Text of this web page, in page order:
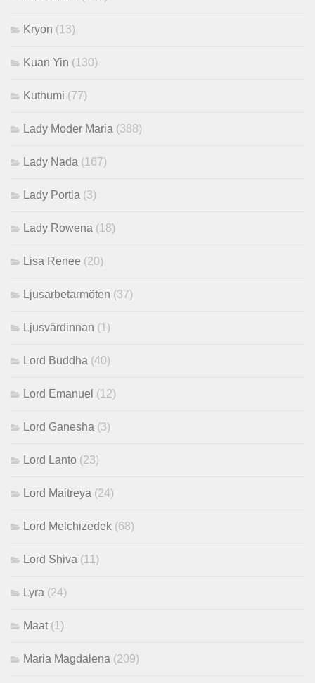
Kryon (13)
Kuan Yin (130)
Kuthumi (77)
Lady Moder Maria (388)
Lady Nada (167)
Lady Portia (3)
Lady Rowena (18)
Lisa Renee (20)
Ljusarbetarmöten (37)
Ljusvärdinnan (1)
Lord Buddha (40)
Lord Emanuel (12)
Lord Ganesha (3)
Lord Lanto (23)
Lord Maitreya (24)
Lord Melchizedek (68)
Lord Shiva (11)
Lyra (24)
Maat (1)
Maria Magdalena (209)